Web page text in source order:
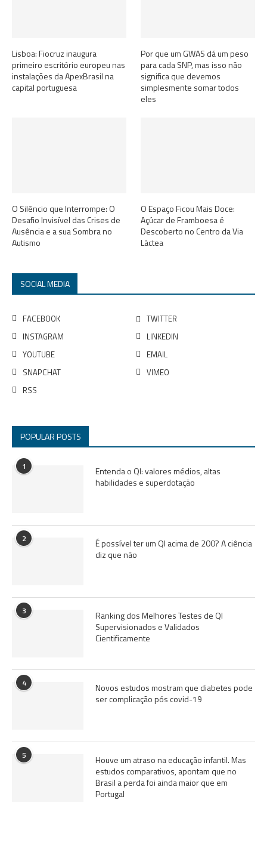
Lisboa: Fiocruz inaugura
primeiro escritório europeu nas
instalações da ApexBrasil na
capital portuguesa
Por que um GWAS dá um peso
para cada SNP, mas isso não
significa que devemos
simplesmente somar todos
eles
O Silêncio que Interrompe: O
Desafio Invisível das Crises de
Ausência e a sua Sombra no
Autismo
O Espaço Ficou Mais Doce:
Açúcar de Framboesa é
Descoberto no Centro da Via
Láctea
SOCIAL MEDIA
FACEBOOK
TWITTER
INSTAGRAM
LINKEDIN
YOUTUBE
EMAIL
SNAPCHAT
VIMEO
RSS
POPULAR POSTS
1
Entenda o QI: valores médios, altas
habilidades e superdotação
2
É possível ter um QI acima de 200? A ciência
diz que não
3
Ranking dos Melhores Testes de QI
Supervisionados e Validados
Cientificamente
4
Novos estudos mostram que diabetes pode
ser complicação pós covid-19
5
Houve um atraso na educação infantil. Mas
estudos comparativos, apontam que no
Brasil a perda foi ainda maior que em
Portugal